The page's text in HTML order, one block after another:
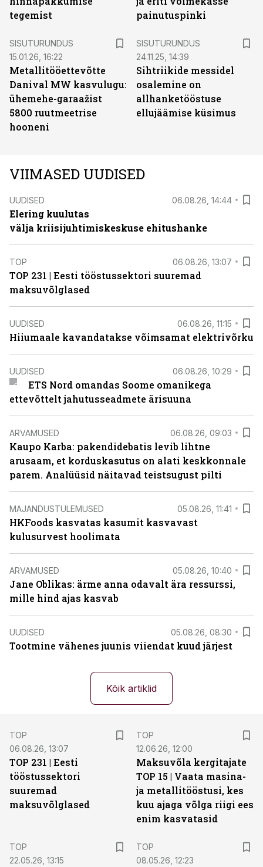
tegemist
painutuspinki
SISUTURUNDUS
15.01.26, 16:22
Metallitööettevõtte
Danival MW kasvulugu:
ühemehe-garaažist
5800 ruutmeetrise
hooneni
SISUTURUNDUS
24.11.25, 14:39
Sihtriikide messidel
osalemine on
allhanketööstuse
ellujäämise küsimus
VIIMASED UUDISED
UUDISED 06.08.26, 14:44
Elering kuulutas
välja kriisijuhtimiskeskuse ehitushanke
TOP 06.08.26, 13:07
TOP 231 | Eesti tööstussektori suuremad
maksuvõlglased
UUDISED 06.08.26, 11:15
Hiiumaale kavandatakse võimsamat elektrivõrku
UUDISED 06.08.26, 10:29
ETS Nord omandas Soome omanikega
ettevõttelt jahutusseadmete ärisuuna
ARVAMUSED 06.08.26, 09:03
Kaupo Karba: pakendidebatis levib lihtne
arusaam, et korduskasutus on alati keskkonnale
parem. Analüüsid näitavad teistsugust pilti
MAJANDUSTULEMUSED 05.08.26, 11:41
HKFoods kasvatas kasumit kasvavast
kulusurvest hoolimata
ARVAMUSED 05.08.26, 10:40
Jane Oblikas: ärme anna odavalt ära ressurssi,
mille hind ajas kasvab
UUDISED 05.08.26, 08:30
Tootmine vähenes juunis viiendat kuud järjest
Kõik artiklid
TOP
06.08.26, 13:07
TOP 231 | Eesti
tööstussektori
suuremad
maksuvõlglased
TOP
12.06.26, 12:00
Maksuvõla kergitajate
TOP 15 | Vaata masina-
ja metallitööstusi, kes
kuu ajaga võlga riigi ees
enim kasvatasid
TOP
22.05.26, 13:15
TOP
08.05.26, 12:23